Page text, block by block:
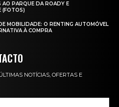
AO PARQUE DA ROADY E
(FOTOS)
MOBILIDADE: O RENTING AUTOMÓVEL
À COMPRA
NOTÍCIAS, OFERTAS E